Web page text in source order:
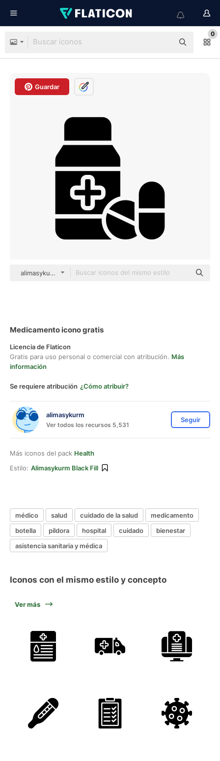
0
Guardar
alimasykurm black fill
Medicamento icono gratis
Licencia de Flaticon
Gratis para uso personal o comercial con atribución. Más
información
Se requiere atribución ¿Cómo atribuir?
alimasykurm
Ver todos los recursos 5,531
Seguir
Más iconos del pack Health
Estilo: Alimasykurm Black Fill
médico salud cuidado de la salud
medicamento
botella
píldora hospital cuidado
bienestar
asistencia sanitaria y médica
Iconos con el mismo estilo y concepto
Ver más